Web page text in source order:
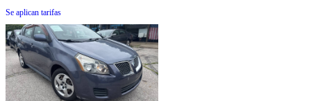
Se aplican tarifas